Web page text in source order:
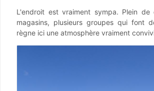
L'endroit est vraiment sympa. Plein de
magasins, plusieurs groupes qui font
règne ici une atmosphère vraiment